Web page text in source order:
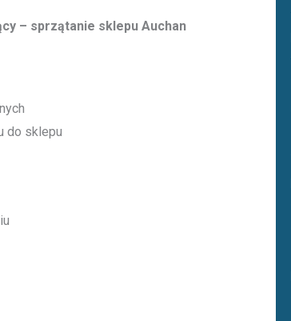
– sprzątanie sklepu Auchan
do sklepu